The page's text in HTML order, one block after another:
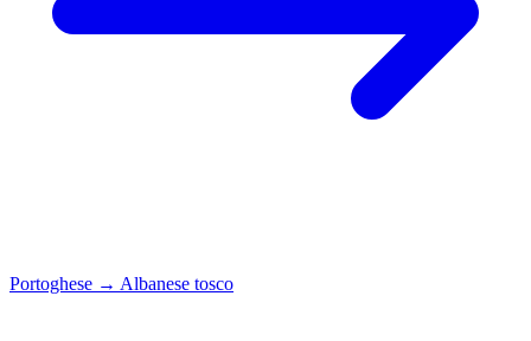
Portoghese → Albanese tosco